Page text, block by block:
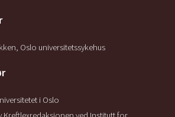
Oslo universitetssykehus
i Oslo